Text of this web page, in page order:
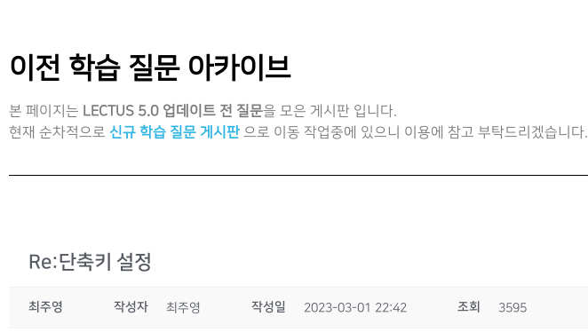
이전 학습 질문 아카이브
본 페이지는 LECTUS 5.0 업데이트 전 질문을 모은 게시판 입니다.
현재 순차적으로 신규 학습 질문 게시판 으로 이동 작업중에 있으니 이용에 참고 부탁드리겠습니다.
Re:단축키 설정
최주영 작성자 최주영 작성일 2023-03-01 22:42 조회 3595